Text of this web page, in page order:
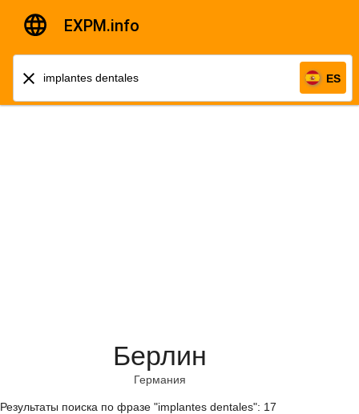
EXPM.info
ES
Берлин
Германия
Результаты поиска по фразе "implantes dentales": 17